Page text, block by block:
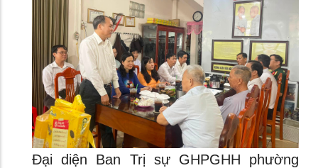
Đại diện Ban Trị sự GHPGHH phường